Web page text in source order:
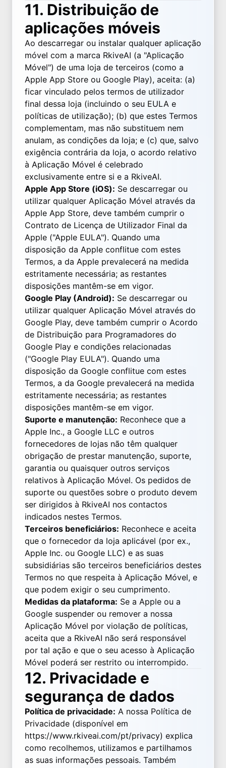
11. Distribuição de
aplicações móveis
Ao descarregar ou instalar qualquer aplicação
móvel com a marca RkiveAI (a "Aplicação
Móvel") de uma loja de terceiros (como a
Apple App Store ou Google Play), aceita: (a)
ficar vinculado pelos termos de utilizador
final dessa loja (incluindo o seu EULA e
políticas de utilização); (b) que estes Termos
complementam, mas não substituem nem
anulam, as condições da loja; e (c) que, salvo
exigência contrária da loja, o acordo relativo
à Aplicação Móvel é celebrado
exclusivamente entre si e a RkiveAI.
Apple App Store (iOS): Se descarregar ou
utilizar qualquer Aplicação Móvel através da
Apple App Store, deve também cumprir o
Contrato de Licença de Utilizador Final da
Apple ("Apple EULA"). Quando uma
disposição da Apple conflitue com estes
Termos, a da Apple prevalecerá na medida
estritamente necessária; as restantes
disposições mantêm-se em vigor.
Google Play (Android): Se descarregar ou
utilizar qualquer Aplicação Móvel através do
Google Play, deve também cumprir o Acordo
de Distribuição para Programadores do
Google Play e condições relacionadas
("Google Play EULA"). Quando uma
disposição da Google conflitue com estes
Termos, a da Google prevalecerá na medida
estritamente necessária; as restantes
disposições mantêm-se em vigor.
Suporte e manutenção: Reconhece que a
Apple Inc., a Google LLC e outros
fornecedores de lojas não têm qualquer
obrigação de prestar manutenção, suporte,
garantia ou quaisquer outros serviços
relativos à Aplicação Móvel. Os pedidos de
suporte ou questões sobre o produto devem
ser dirigidos à RkiveAI nos contactos
indicados nestes Termos.
Terceiros beneficiários: Reconhece e aceita
que o fornecedor da loja aplicável (por ex.,
Apple Inc. ou Google LLC) e as suas
subsidiárias são terceiros beneficiários destes
Termos no que respeita à Aplicação Móvel, e
que podem exigir o seu cumprimento.
Medidas da plataforma: Se a Apple ou a
Google suspender ou remover a nossa
Aplicação Móvel por violação de políticas,
aceita que a RkiveAI não será responsável
por tal ação e que o seu acesso à Aplicação
Móvel poderá ser restrito ou interrompido.
12. Privacidade e
segurança de dados
Política de privacidade: A nossa Política de
Privacidade (disponível em
https://www.rkiveai.com/pt/privacy) explica
como recolhemos, utilizamos e partilhamos
as suas informações pessoais. Também